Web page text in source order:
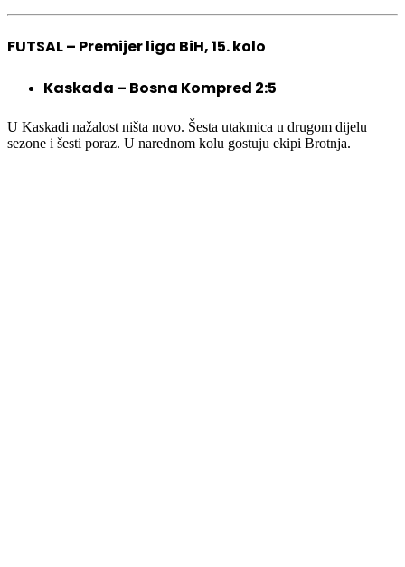
FUTSAL – Premijer liga BiH, 15. kolo
Kaskada – Bosna Kompred 2:5
U Kaskadi nažalost ništa novo. Šesta utakmica u drugom dijelu
sezone i šesti poraz. U narednom kolu gostuju ekipi Brotnja.